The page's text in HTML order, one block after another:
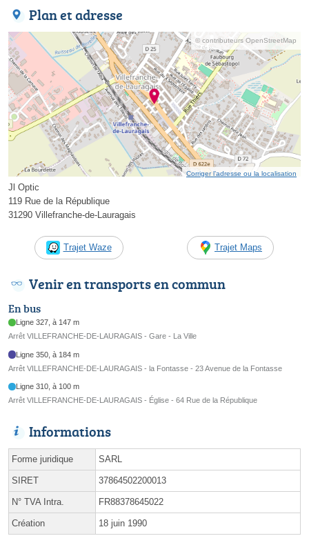
Plan et adresse
© contributeurs OpenStreetMap
Corriger l’adresse ou la localisation
Jl Optic
119 Rue de la République
31290 Villefranche-de-Lauragais
Trajet Waze Trajet Maps
Venir en transports en commun
En bus
Ligne 327, à 147 m
Arrêt VILLEFRANCHE-DE-LAURAGAIS - Gare - La Ville
Ligne 350, à 184 m
Arrêt VILLEFRANCHE-DE-LAURAGAIS - la Fontasse - 23 Avenue de la Fontasse
Ligne 310, à 100 m
Arrêt VILLEFRANCHE-DE-LAURAGAIS - Église - 64 Rue de la République
Informations
Forme juridique SARL
SIRET 37864502200013
N° TVA Intra. FR88378645022
Création 18 juin 1990